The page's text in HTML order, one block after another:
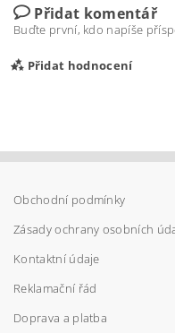
Přidat komentář
Buďte první, kdo napíše
Přidat hodnocení
Obchodní podmínky
Zásady ochrany osobních
Kontaktní údaje
Reklamační řád
Doprava a platba